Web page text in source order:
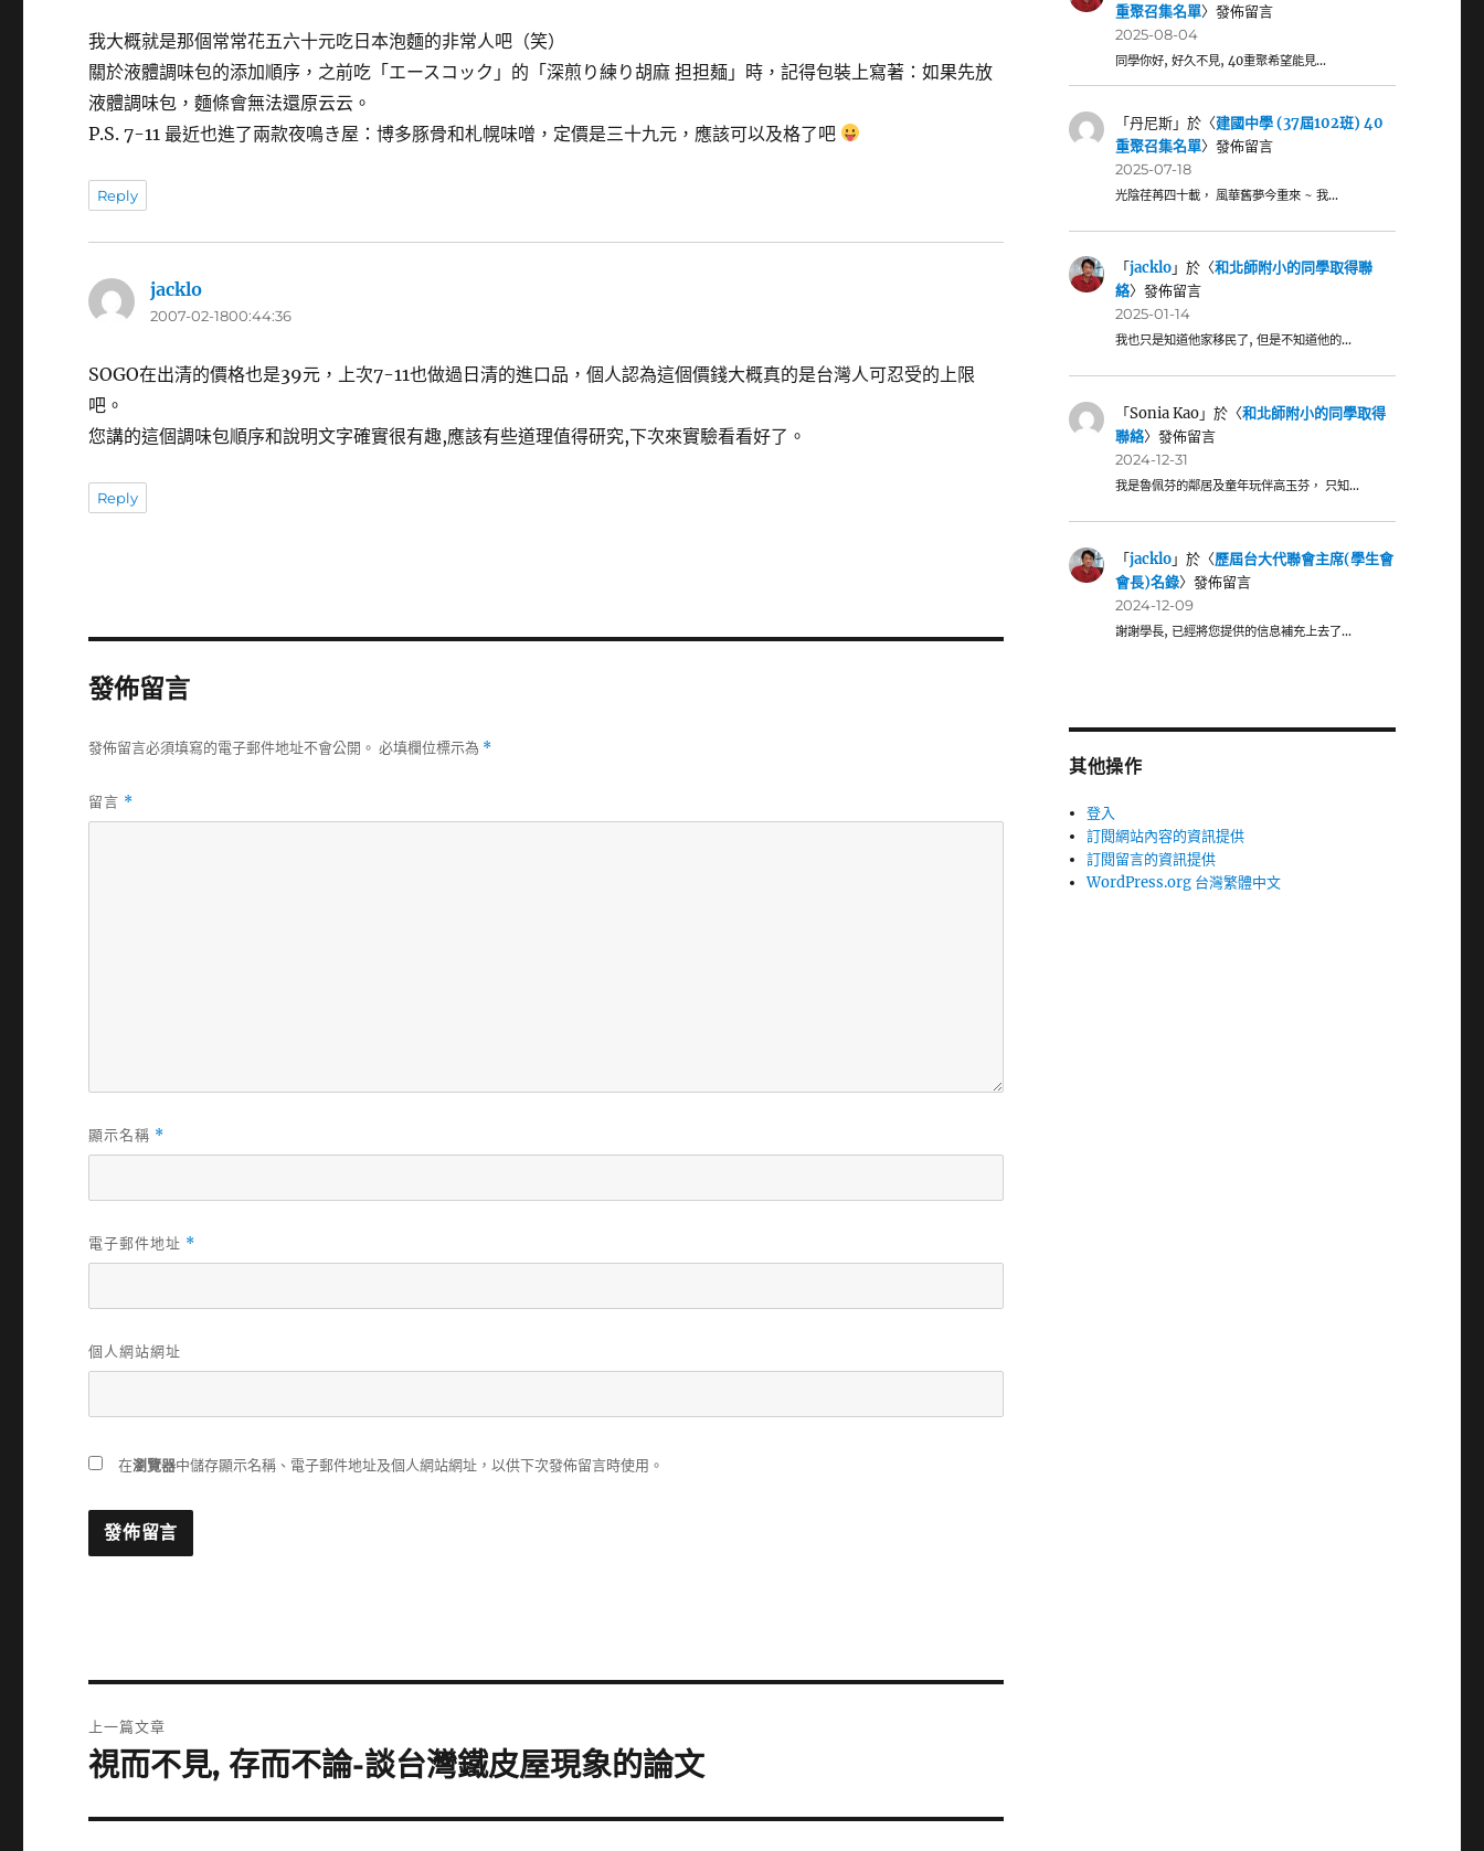
我大概就是那個常常花五六十元吃日本泡麵的非常人吧（笑）
關於液體調味包的添加順序，之前吃「エースコック」的「深煎り練り胡麻 担担麺」時，記得包裝上寫著：如果先放
液體調味包，麵條會無法還原云云。
P.S. 7-11 最近也進了兩款夜鳴き屋：博多豚骨和札幌味噌，定價是三十九元，應該可以及格了吧
Reply
jacklo
示:
2007-02-1800:44:36
SOGO在出清的價格也是39元，上次7-11也做過日清的進口品，個人認為這個價錢大概真的是台灣人可忍受的上限
吧。
您講的這個調味包順序和說明文字確實很有趣,應該有些道理值得研究,下次來實驗看看好了。
Reply
發佈留言
發佈留言必須填寫的電子郵件地址不會公開。 必填欄位標示為 *
留言 *
顯示名稱 *
電子郵件地址 *
個人網站網址
在瀏覽器中儲存顯示名稱、電子郵件地址及個人網站網址，以供下次發佈留言時使用。
章
上一篇文章
上
篇
視而不見, 存而不論-談台灣鐵皮屋現象的論文
重聚召集名單〉發佈留言
2025-08-04
同學你好, 好久不見, 40重聚希望能見…
「丹尼斯」於〈建國中學 (37屆102班) 40
重聚召集名單〉發佈留言
2025-07-18
光陰荏苒四十載， 風華舊夢今重來 ~ 我…
「jacklo」於〈和北師附小的同學取得聯
絡〉發佈留言
2025-01-14
我也只是知道他家移民了, 但是不知道他的…
「Sonia Kao」於〈和北師附小的同學取得
聯絡〉發佈留言
2024-12-31
我是魯佩芬的鄰居及童年玩伴高玉芬， 只知…
「jacklo」於〈歷屆台大代聯會主席(學生會
會長)名錄〉發佈留言
2024-12-09
謝謝學長, 已經將您提供的信息補充上去了…
其他操作
登入
訂閱網站內容的資訊提供
訂閱留言的資訊提供
WordPress.org 台灣繁體中文